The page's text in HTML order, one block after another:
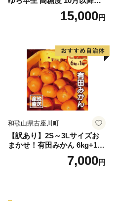
送 マルチ被覆栽培15,000円
和歌山県古座川町
【訳あり】2S～3Lサイズお
まかせ！有田みかん 6kg+1kg
保証分 11月から12月下旬ま
でに順次発送致します。 / 訳
7,000円